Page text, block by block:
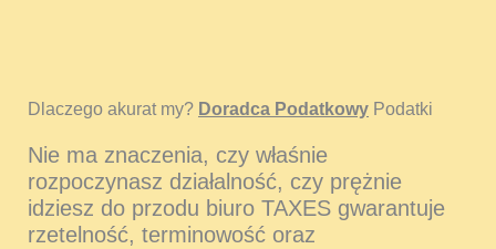
Dlaczego akurat my? Doradca Podatkowy Podatki
Nie ma znaczenia, czy właśnie
rozpoczynasz działalność, czy prężnie
idziesz do przodu biuro TAXES gwarantuje
rzetelność, terminowość oraz